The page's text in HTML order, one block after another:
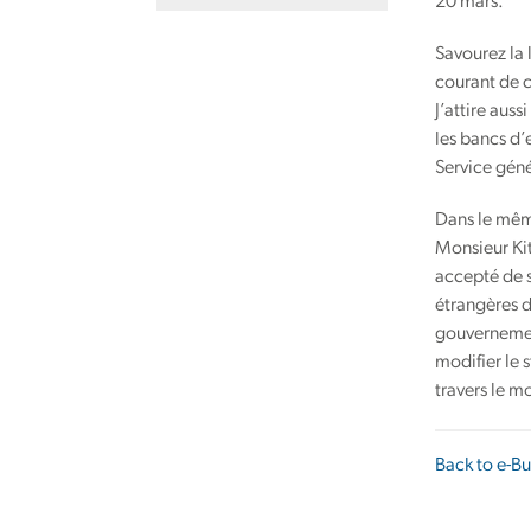
Savourez la
courant de
J’attire
les bancs
Service
Dans le
Monsieur
accepté de
étrangères
modifier le
travers le
Back to e-